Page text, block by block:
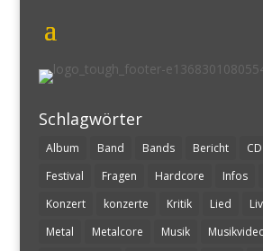
Schlagwörter
Album Band Bands Bericht CD
Festival
Fragen Hardcore Infos
Konzert
konzerte Kritik Lied
Metal
Metalcore Musik